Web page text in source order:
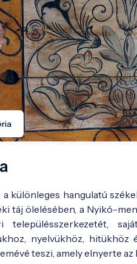
a különleges hangulatú
táj ölelésében, a Nyikó-
településszerkezetét,
nyelvükhöz,
teszi, amely elnyerte